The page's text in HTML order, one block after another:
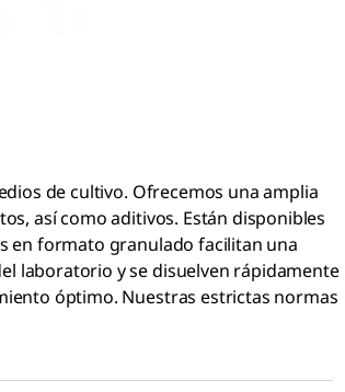
de cultivo. Ofrecemos una amplia
así como aditivos. Están disponibles
en formato granulado facilitan una
laboratorio y se disuelven rápidamente
óptimo. Nuestras estrictas normas